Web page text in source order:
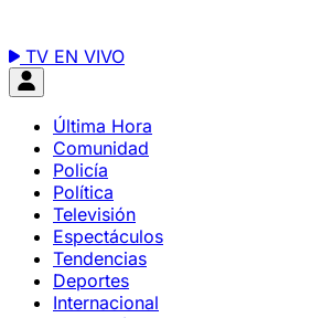
TV EN VIVO
Última Hora
Comunidad
Policía
Política
Televisión
Espectáculos
Tendencias
Deportes
Internacional